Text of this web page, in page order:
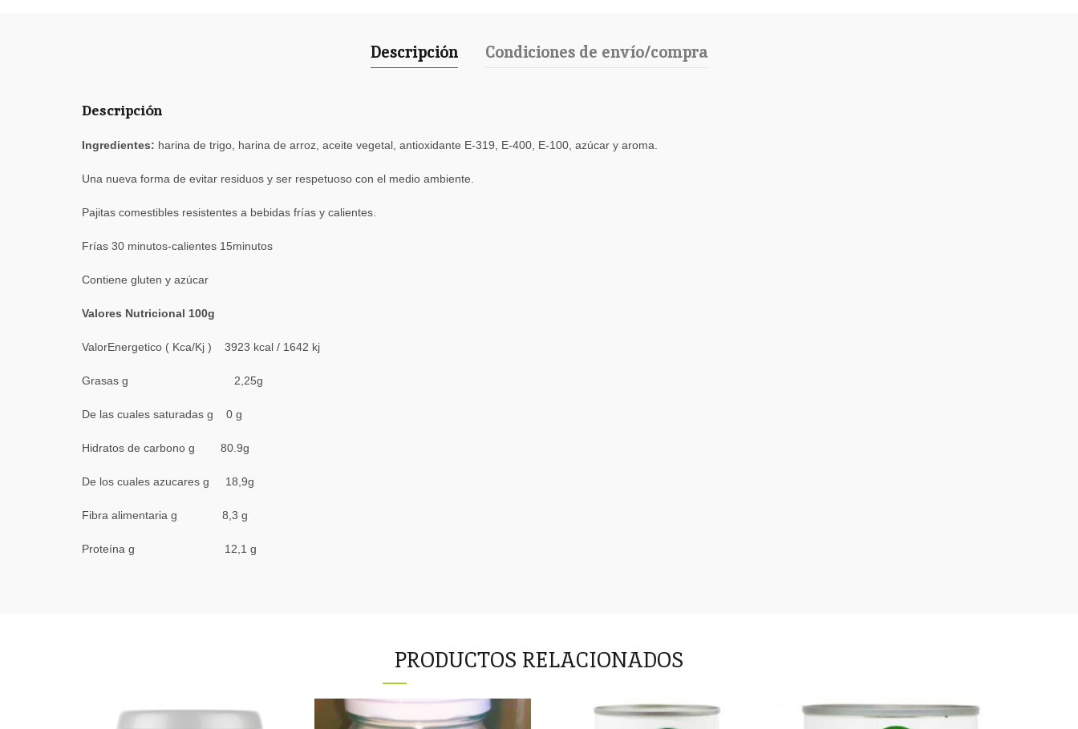
Descripción Condiciones de envío/compra
Descripción
Ingredientes: harina de trigo, harina de arroz, aceite vegetal, antioxidante E-319, E-400, E-100, azúcar y aroma.
Una nueva forma de evitar residuos y ser respetuoso con el medio ambiente.
Pajitas comestibles resistentes a bebidas frías y calientes.
Frías 30 minutos-calientes 15minutos
Contiene gluten y azúcar
Valores Nutricional 100g
ValorEnergetico ( Kca/Kj ) 3923 kcal / 1642 kj
Grasas g 2,25g
De las cuales saturadas g 0 g
Hidratos de carbono g 80.9g
De los cuales azucares g 18,9g
Fibra alimentaria g 8,3 g
Proteína g 12,1 g
PRODUCTOS RELACIONADOS